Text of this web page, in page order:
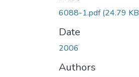
6088-1.pdf(24.79
Date
2006
Authors